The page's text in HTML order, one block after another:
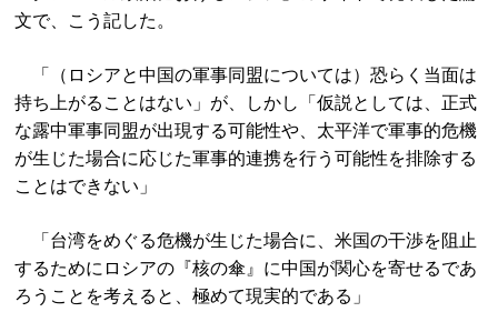
文で、こう記した。
「（ロシアと中国の軍事同盟については）恐らく当面は
持ち上がることはない」が、しかし「仮説としては、正式
な露中軍事同盟が出現する可能性や、太平洋で軍事的危機
が生じた場合に応じた軍事的連携を行う可能性を排除する
ことはできない」
「台湾をめぐる危機が生じた場合に、米国の干渉を阻止
するためにロシアの『核の傘』に中国が関心を寄せるであ
ろうことを考えると、極めて現実的である」